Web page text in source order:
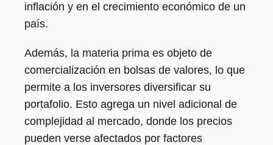
inflación y en el crecimiento económico de un
país.
Además, la materia prima es objeto de
comercialización en bolsas de valores, lo que
permite a los inversores diversificar su
portafolio. Esto agrega un nivel adicional de
complejidad al mercado, donde los precios
pueden verse afectados por factores